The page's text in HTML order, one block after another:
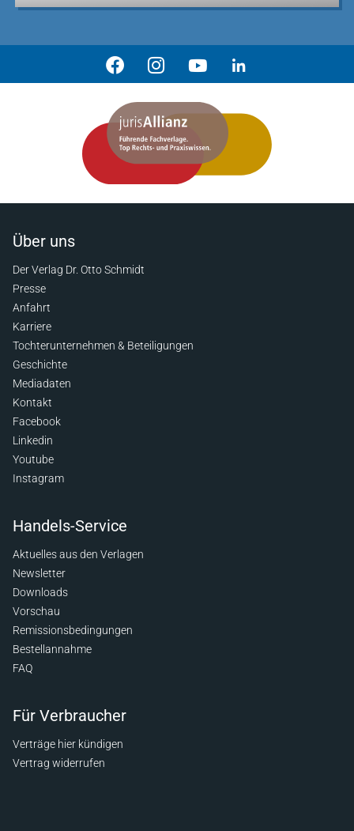
Über uns
Der Verlag Dr. Otto Schmidt
Presse
Anfahrt
Karriere
Tochterunternehmen & Beteiligungen
Geschichte
Mediadaten
Kontakt
Facebook
Linkedin
Youtube
Instagram
Handels-Service
Aktuelles aus den Verlagen
Newsletter
Downloads
Vorschau
Remissionsbedingungen
Bestellannahme
FAQ
Für Verbraucher
Verträge hier kündigen
Vertrag widerrufen